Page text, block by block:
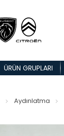
ÜRÜN GRUPLARI
Aydınlatma